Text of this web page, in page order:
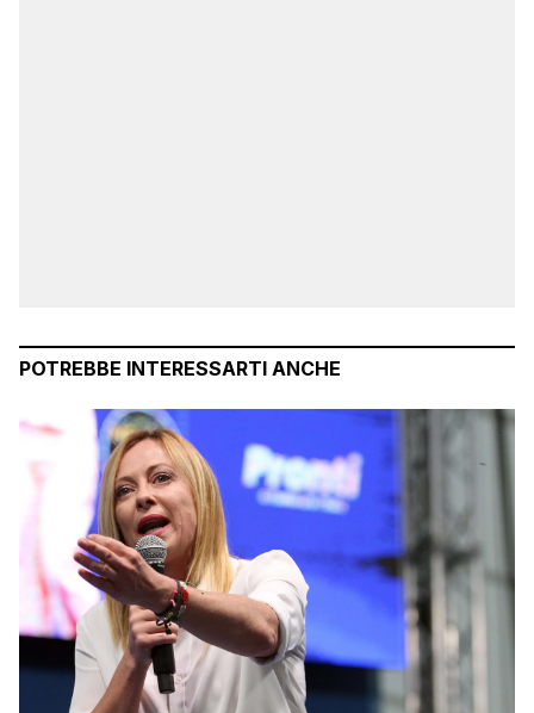
POTREBBE INTERESSARTI ANCHE